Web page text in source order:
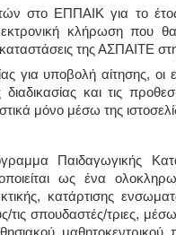
στο ΕΠΠΑΙΚ για το
κλήρωση που
της ΑΣΠΑΙΤΕ
για υποβολή αίτησης, οι
και τις
μόνο μέσω της
Παιδαγωγικής
ως ένα
κατάρτισης
τις σπουδαστές/τριες,